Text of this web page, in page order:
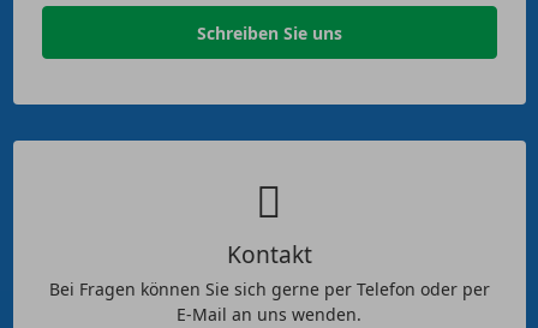
Schreiben Sie uns
Kontakt
Bei Fragen können Sie sich gerne per Telefon oder per
E-Mail an uns wenden.